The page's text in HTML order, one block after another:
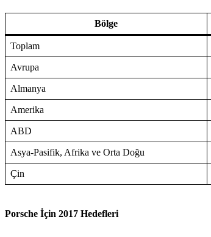
Bölge
Toplam
Avrupa
Almanya
Amerika
ABD
Asya-Pasifik, Afrika ve Orta Doğu
Çin
Porsche İçin 2017 Hedefleri